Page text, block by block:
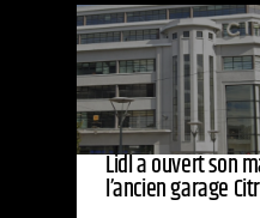
Lidl a ouvert son
l’ancien garage